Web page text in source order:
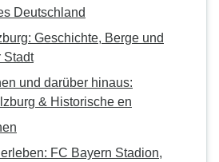
Deutschland
Geschichte, Berge und
Stadt
und darüber hinaus:
& Historische en
FC Bayern Stadion,